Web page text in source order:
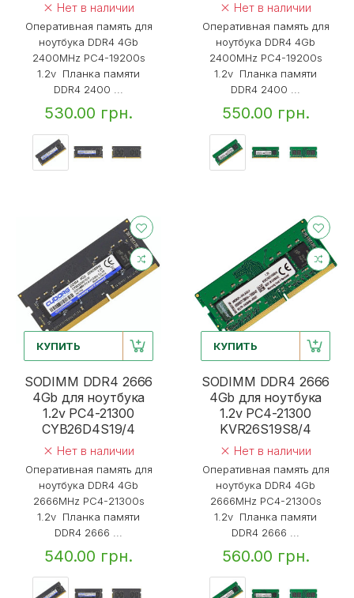
Нет в наличии
Оперативная память для
ноутбука DDR4 4Gb
2400MHz PC4-19200s
1.2v Планка памяти
DDR4 2400 ...
530.00 грн.
Нет в наличии
Оперативная память для
ноутбука DDR4 4Gb
2400MHz PC4-19200s
1.2v Планка памяти
DDR4 2400 ...
550.00 грн.
КУПИТЬ
SODIMM DDR4 2666
4Gb для ноутбука
1.2v PC4-21300
CYB26D4S19/4
Нет в наличии
Оперативная память для
ноутбука DDR4 4Gb
2666MHz PC4-21300s
1.2v Планка памяти
DDR4 2666 ...
540.00 грн.
КУПИТЬ
SODIMM DDR4 2666
4Gb для ноутбука
1.2v PC4-21300
KVR26S19S8/4
Нет в наличии
Оперативная память для
ноутбука DDR4 4Gb
2666MHz PC4-21300s
1.2v Планка памяти
DDR4 2666 ...
560.00 грн.